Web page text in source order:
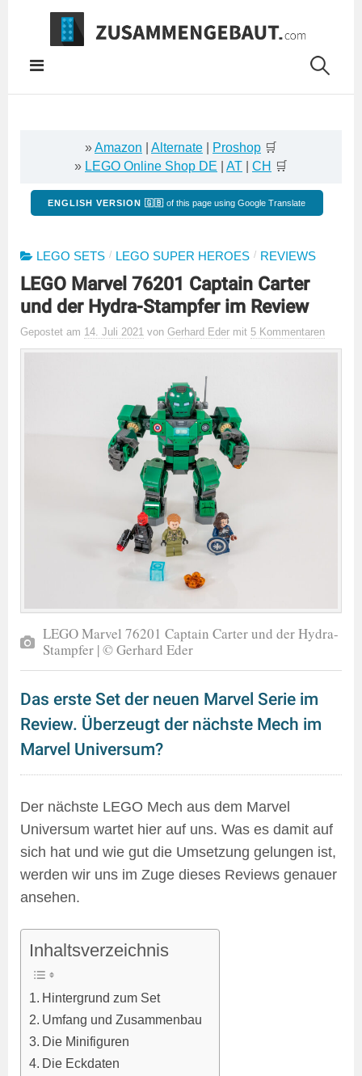
Springe
Inhalt
»Amazon Alternate Proshop 🛒
» LEGO Online Shop DE AT CH 🛒
ENGLISH VERSION 🇬🇧 of this page using Google Translate
LEGO SETS / LEGO SUPER HEROES / REVIEWS
LEGO Marvel 76201 Captain Carter
und der Hydra-Stampfer im Review
Gepostet am 14. Juli 2021 von Gerhard Eder mit 5 Kommentaren
LEGO Marvel 76201 Captain Carter und der Hydra-
Stampfer | © Gerhard Eder
Das erste Set der neuen Marvel Serie im
Review. Überzeugt der nächste Mech im
Marvel Universum?
Der nächste LEGO Mech aus dem Marvel
Universum wartet hier auf uns. Was es damit auf
sich hat und wie gut die Umsetzung gelungen ist,
werden wir uns im Zuge dieses Reviews genauer
ansehen.
Inhaltsverzeichnis
Hintergrund zum Set
Umfang und Zusammenbau
Die Minifiguren
Die Eckdaten